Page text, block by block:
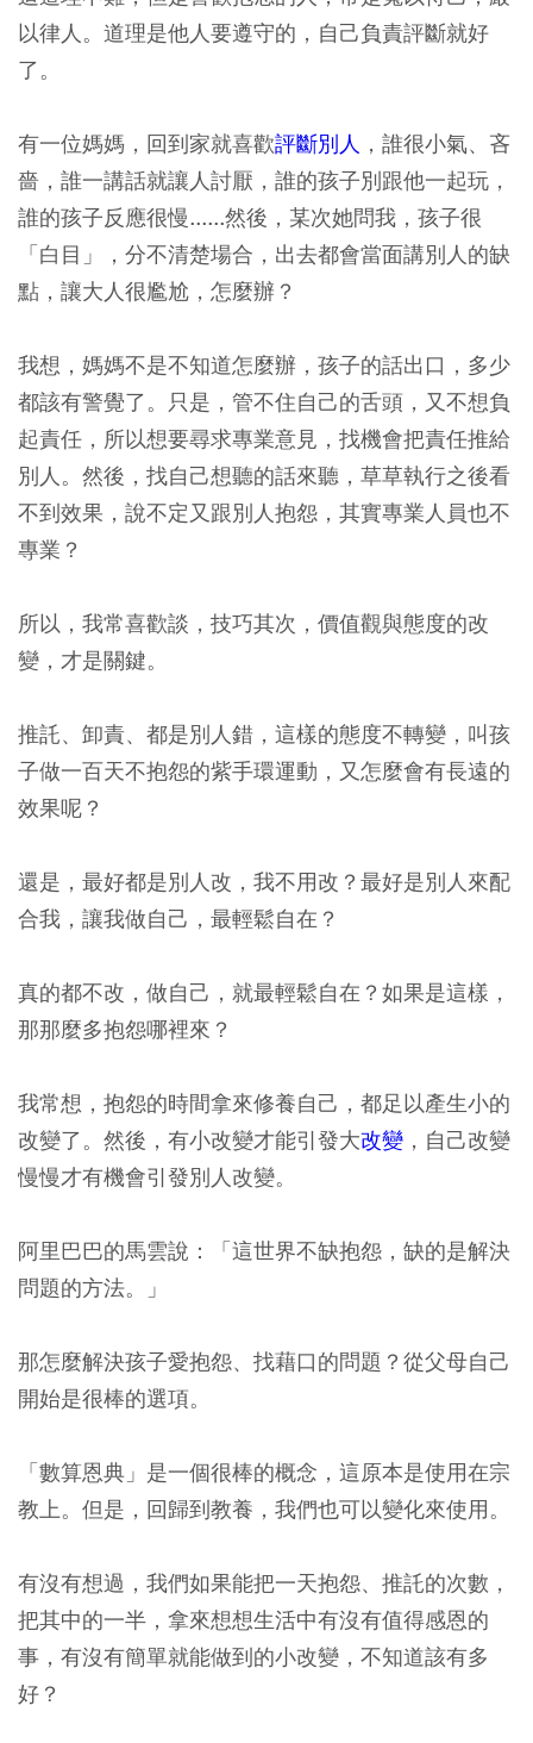
以律人。道理是他人要遵守的，自己負責評斷就好
了。
有一位媽媽，回到家就喜歡評斷別人 ，誰很小氣、吝
嗇，誰一講話就讓人討厭，誰的孩子別跟他一起玩，
誰的孩子反應很慢......然後，某次她問我，孩子很
「白目」，分不清楚場合，出去都會當面講別人的缺
點，讓大人很尷尬，怎麼辦？
我想，媽媽不是不知道怎麼辦，孩子的話出口，多少
都該有警覺了。只是，管不住自己的舌頭，又不想負
起責任，所以想要尋求專業意見，找機會把責任推給
別人。然後，找自己想聽的話來聽，草草執行之後看
不到效果，說不定又跟別人抱怨，其實專業人員也不
專業？
所以，我常喜歡談，技巧其次，價值觀與態度的改
變，才是關鍵。
推託、卸責、都是別人錯，這樣的態度不轉變，叫孩
子做一百天不抱怨的紫手環運動，又怎麼會有長遠的
效果呢？
還是，最好都是別人改，我不用改？最好是別人來配
合我，讓我做自己，最輕鬆自在？
真的都不改，做自己，就最輕鬆自在？如果是這樣，
那那麼多抱怨哪裡來？
我常想，抱怨的時間拿來修養自己，都足以產生小的
改變了。然後，有小改變才能引發大改變 ，自己改變
慢慢才有機會引發別人改變。
阿里巴巴的馬雲說：「這世界不缺抱怨，缺的是解決
問題的方法。」
那怎麼解決孩子愛抱怨、找藉口的問題？從父母自己
開始是很棒的選項。
「數算恩典」是一個很棒的概念，這原本是使用在宗
教上。但是，回歸到教養，我們也可以變化來使用。
有沒有想過，我們如果能把一天抱怨、推託的次數，
把其中的一半，拿來想想生活中有沒有值得感恩的
事，有沒有簡單就能做到的小改變，不知道該有多
好？